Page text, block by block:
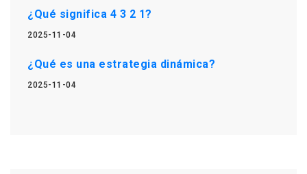
¿Qué significa 4 3 2 1?
2025-11-04
¿Qué es una estrategia dinámica?
2025-11-04